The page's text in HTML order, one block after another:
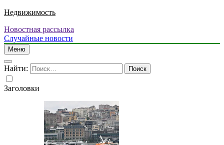
Недвижимость
Новостная рассылка
Случайные новости
Меню
Найти:
Заголовки